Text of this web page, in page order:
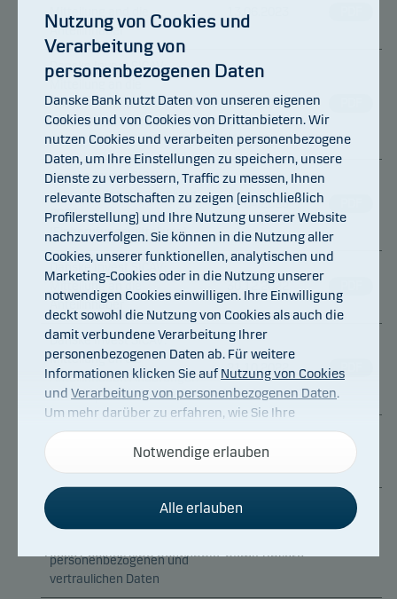
Mitteilung and die
Anteilinhaber
13.06.2023
Danske Invest SICAV:
Anteilinhaber des folgenden
Fonds der SICAV: European
Bond
10.05.2023
Danske Invest SICAV:
Jahreshauptversammlung
2023
(Einberufungsmitteilung)
17.04.2023
Danske Invest SICAV:
Mitteilung an die
Anteilinhaber
30.12.2022
Danske Invest SICAV:
Mitteilung an die
Anteilinhaber: Änderungen
am Prospekt der SICAV
21.10.2022 PDF
Danske Invest SICAV:
Mitteilung an die
21.10.2022 PDF
Danske Invest SICAV:
Benachrichtigungsschreiben
personenbezogenen und
vertraulichen Daten
Nutzung von Cookies und
Verarbeitung von
personenbezogenen Daten
Danske Bank nutzt Daten von unseren eigenen
Cookies und von Cookies von Drittanbietern. Wir
nutzen Cookies und verarbeiten personenbezogene
Daten, um Ihre Einstellungen zu speichern, unsere
Dienste zu verbessern, Traffic zu messen, Ihnen
relevante Botschaften zu zeigen (einschließlich
Profilerstellung) und Ihre Nutzung unserer Website
nachzuverfolgen. Sie können in die Nutzung aller
Cookies, unserer funktionellen, analytischen und
Marketing-Cookies oder in die Nutzung unserer
notwendigen Cookies einwilligen. Ihre Einwilligung
deckt sowohl die Nutzung von Cookies als auch die
damit verbundene Verarbeitung Ihrer
personenbezogenen Daten ab. Für weitere
Informationen klicken Sie auf Nutzung von Cookies
und Verarbeitung von personenbezogenen Daten.
Um mehr darüber zu erfahren, wie Sie Ihre
Einwilligung widerrufen können, klicken Sie auf den
Link für die
Cookies und Datenschutzunten auf
unserer Website.
Notwendige Cookies
Diese Cookies sind notwendig, damit unsere
Website funktioniert.
Notwendige erlauben
Alle erlauben